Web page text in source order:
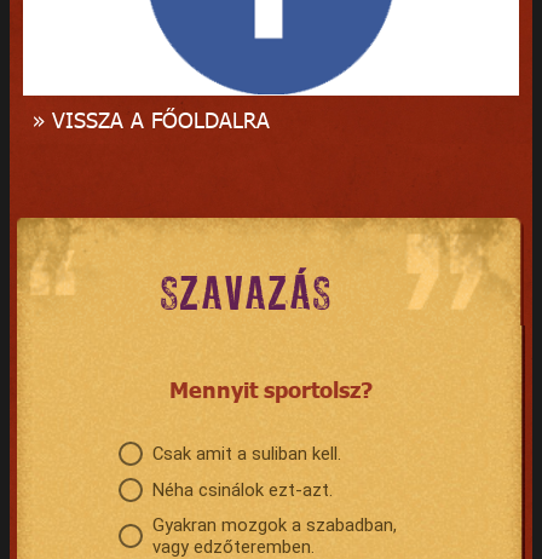
» VISSZA A FŐOLDALRA
SZAVAZÁS
Mennyit sportolsz?
Csak amit a suliban kell.
Néha csinálok ezt-azt.
Gyakran mozgok a szabadban,
vagy edzőteremben.